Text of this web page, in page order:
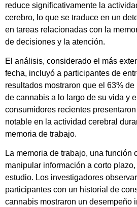
reduce significativamente la
cerebro, lo que se traduce en un
en tareas relacionadas con la
de decisiones y la atención.
El análisis, considerado el más
fecha, incluyó a participantes de
resultados mostraron que el 63%
de cannabis a lo largo de su vida y
consumidores recientes
notable en la actividad cerebral
memoria de trabajo.
La memoria de trabajo, una función
manipular información a corto
estudio. Los investigadores
participantes con un historial de
cannabis mostraron un desempeño